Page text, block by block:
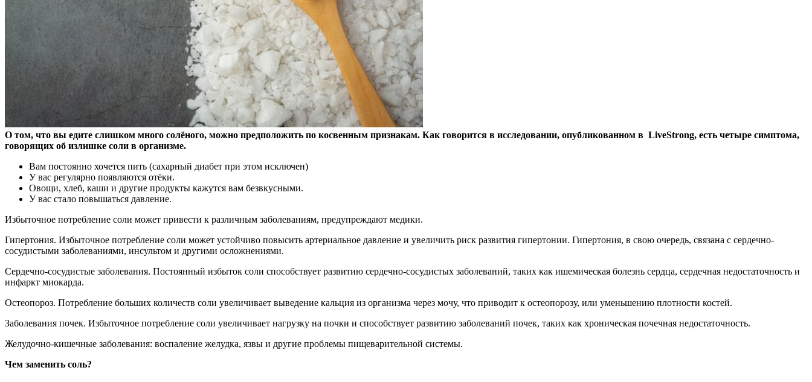
О том, что вы едите слишком много солёного, можно предположить по косвенным признакам. Как говорится в исследовании, опубликованном в LiveStrong, есть четыре симптома,
говорящих об излишке соли в организме.
Вам постоянно хочется пить (сахарный диабет при этом исключен)
У вас регулярно появляются отёки.
Овощи, хлеб, каши и другие продукты кажутся вам безвкусными.
У вас стало повышаться давление.
Избыточное потребление соли может привести к различным заболеваниям, предупреждают медики.
Гипертония. Избыточное потребление соли может устойчиво повысить артериальное давление и увеличить риск развития гипертонии. Гипертония, в свою очередь, связана с сердечно-
сосудистыми заболеваниями, инсультом и другими осложнениями.
Сердечно-сосудистые заболевания. Постоянный избыток соли способствует развитию сердечно-сосудистых заболеваний, таких как ишемическая болезнь сердца, сердечная недостаточность и
инфаркт миокарда.
Остеопороз. Потребление больших количеств соли увеличивает выведение кальция из организма через мочу, что приводит к остеопорозу, или уменьшению плотности костей.
Заболевания почек. Избыточное потребление соли увеличивает нагрузку на почки и способствует развитию заболеваний почек, таких как хроническая почечная недостаточность.
Желудочно-кишечные заболевания: воспаление желудка, язвы и другие проблемы пищеварительной системы.
Чем заменить соль?